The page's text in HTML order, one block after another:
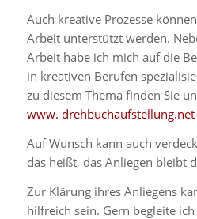
Auch kreative Prozesse
Arbeit unterstützt werden.
Arbeit habe ich mich auf die
in kreativen Berufen
zu diesem Thema finden Sie
www. drehbuchaufstellung.net
Auf Wunsch kann auch
das heißt, das Anliegen bleibt
Zur Klärung ihres Anliegens
hilfreich sein. Gern begleite